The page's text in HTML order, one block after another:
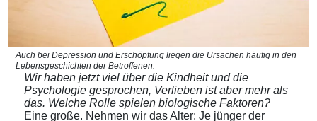
Auch bei Depression und Erschöpfung liegen die Ursachen häufig in den
Lebensgeschichten der Betroffenen.
Wir haben jetzt viel über die Kindheit und die
Psychologie gesprochen, Verlieben ist aber mehr als
das. Welche Rolle spielen biologische Faktoren?
Eine große. Nehmen wir das Alter: Je jünger der